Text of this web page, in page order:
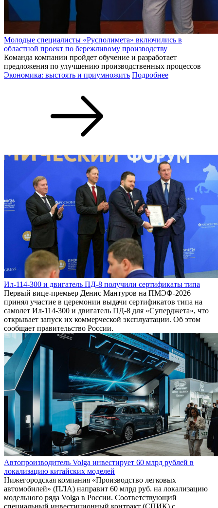
Молодые специалисты «Русполимета» включились в
областной проект по бережливому производству
Команда компании пройдет обучение и разработает
предложения по улучшению производственных процессов
Экономика: выстоять и приумножить Подробнее
Ил-114-300 и двигатель ПД-8 получили сертификаты типа
Первый вице-премьер Денис Мантуров на ПМЭФ-2026
принял участие в церемонии выдачи сертификатов типа на
самолет Ил-114-300 и двигатель ПД-8 для «Суперджета», что
открывает запуск их коммерческой эксплуатации. Об этом
сообщает правительство России.
Автопроизводитель Volga инвестирует 60 млрд рублей в
локализацию китайских моделей
Нижегородская компания «Производство легковых
автомобилей» (ПЛА) направит 60 млрд руб. на локализацию
модельного ряда Volga в России. Соответствующий
специальный инвестиционный контракт (СПИК) с